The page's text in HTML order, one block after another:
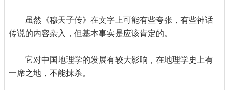
虽然《穆天子传》在文字上可能有些夸张，有些神话
传说的内容杂入，但基本事实是应该肯定的。
它对中国地理学的发展有较大影响，在地理学史上有
一席之地，不能抹杀。